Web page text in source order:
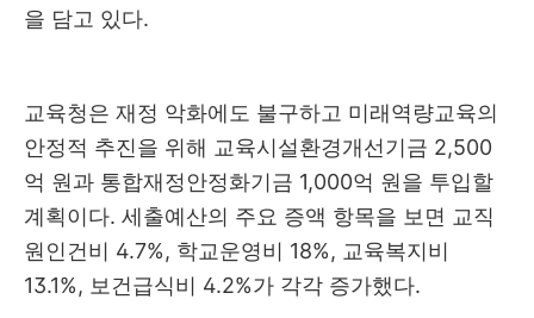
을 담고 있다.
교육청은 재정 악화에도 불구하고 미래역량교육의
안정적 추진을 위해 교육시설환경개선기금 2,500
억 원과 통합재정안정화기금 1,000억 원을 투입할
계획이다. 세출예산의 주요 증액 항목을 보면 교직
원인건비 4.7%, 학교운영비 18%, 교육복지비
13.1%, 보건급식비 4.2%가 각각 증가했다.